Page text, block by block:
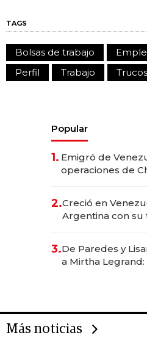
TAGS
Bolsas de trabajo
Perfil
Trabajo Trucos
Popular
1. Emigró de
operaciones de
2.Creció en
Argentina con
las marcas "fast
3.De Paredes y
a Mirtha
Más noticias